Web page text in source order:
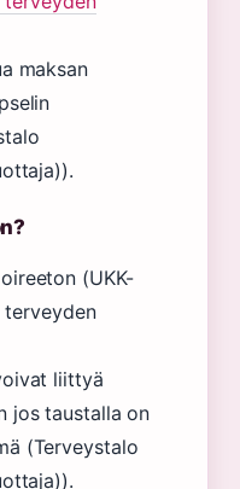
maksan
(UKK-
liittyä
jos taustalla on
(Terveystalo